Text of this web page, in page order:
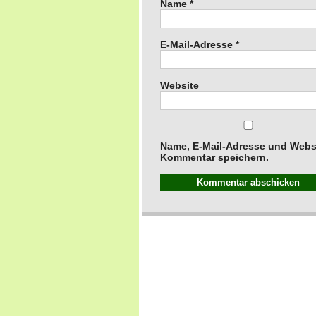
Name *
E-Mail-Adresse *
Website
Name, E-Mail-Adresse und
Kommentar speichern.